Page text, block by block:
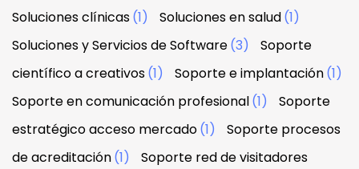
Soluciones clínicas(1) Soluciones en salud(1)
Soluciones y Servicios de Software(3)
Soporte
científico a creativos(1) Soporte e implantación(1)
Soporte en comunicación profesional(1)
Soporte
estratégico acceso mercado(1)
Soporte procesos
de acreditación(1)
Soporte red de visitadores